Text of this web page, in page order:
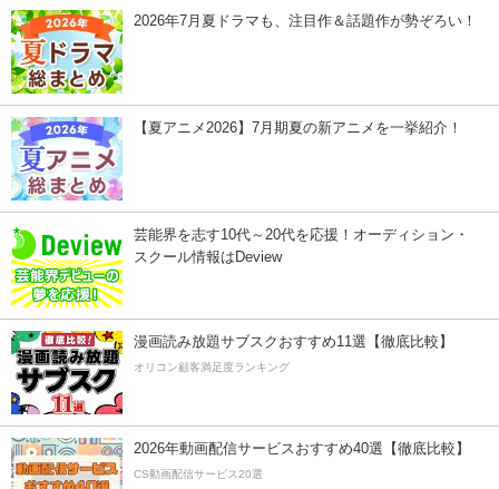
2026年7月夏ドラマも、注目作＆話題作が勢ぞろい！
【夏アニメ2026】7月期夏の新アニメを一挙紹介！
芸能界を志す10代～20代を応援！オーディション・
スクール情報はDeview
漫画読み放題サブスクおすすめ11選【徹底比較】
オリコン顧客満足度ランキング
2026年動画配信サービスおすすめ40選【徹底比較】
CS動画配信サービス20選